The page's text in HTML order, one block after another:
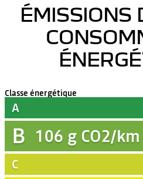
ÉMISSIONS
Classe énergétique
A
B 106 g CO2/km
C